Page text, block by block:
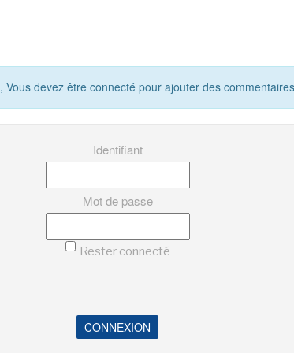
, Vous devez être connecté pour ajouter des
Identifiant
Mot de passe
Rester connecté
CONNEXION